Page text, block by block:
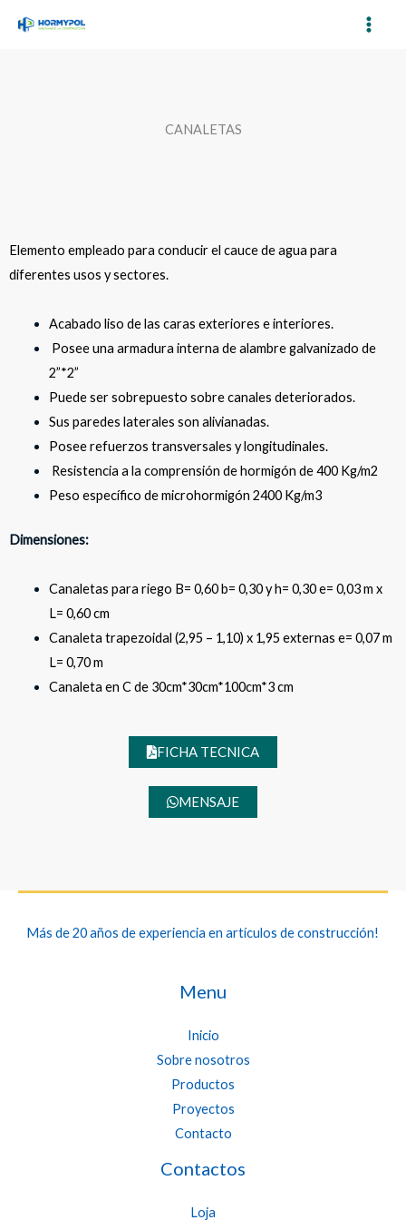
CANALETAS
Elemento empleado para conducir el cauce de agua para
diferentes usos y sectores.
Acabado liso de las caras exteriores e interiores.
Posee una armadura interna de alambre galvanizado de
2”*2”
Puede ser sobrepuesto sobre canales deteriorados.
Sus paredes laterales son alivianadas.
Posee refuerzos transversales y longitudinales.
Resistencia a la comprensión de hormigón de 400 Kg/m2
Peso específico de microhormigón 2400 Kg/m3
Dimensiones:
Canaletas para riego B= 0,60 b= 0,30 y h= 0,30 e= 0,03 m x
L= 0,60 cm
Canaleta trapezoidal (2,95 – 1,10) x 1,95 externas e= 0,07 m
L= 0,70 m
Canaleta en C de 30cm*30cm*100cm*3 cm
FICHA TECNICA
MENSAJE
Más de 20 años de experiencia en artículos de construcción!
Menu
Inicio
Sobre nosotros
Productos
Proyectos
Contacto
Contactos
Loja